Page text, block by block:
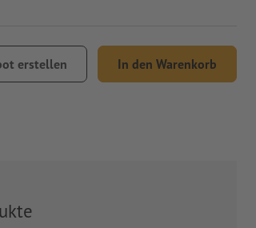
erstellen In den Warenkorb